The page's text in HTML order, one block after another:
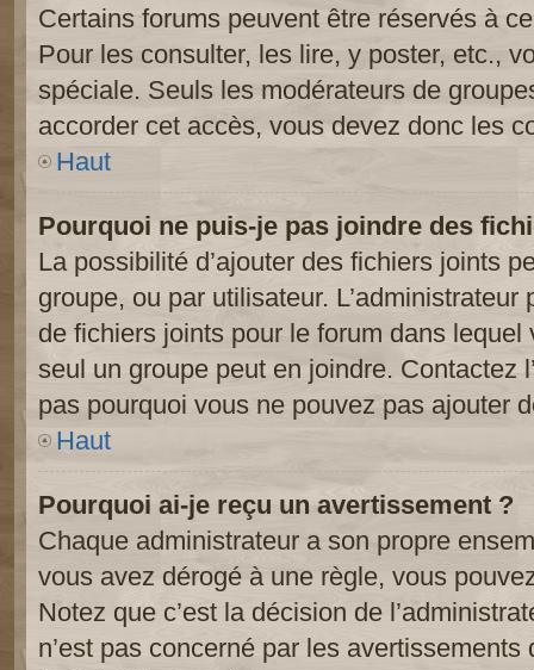
Certains forums peuvent être réservés à
Pour les consulter, les lire, y poster, etc.,
spéciale. Seuls les modérateurs de
accorder cet accès, vous devez donc les
Haut
Pourquoi ne puis-je pas joindre des
La possibilité d’ajouter des fichiers joints
groupe, ou par utilisateur. L’administrateur
de fichiers joints pour le forum dans
seul un groupe peut en joindre. Contactez
pas pourquoi vous ne pouvez pas ajouter
Haut
Pourquoi ai-je reçu un avertissement ?
Chaque administrateur a son propre
vous avez dérogé à une règle, vous
Notez que c’est la décision de
n’est pas concerné par les avertissements